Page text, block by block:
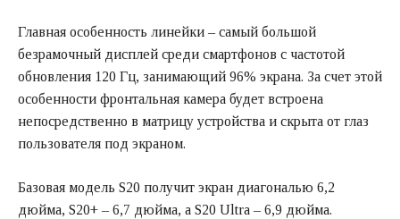
Главная особенность линейки – самый большой
безрамочный дисплей среди смартфонов с частотой
обновления 120 Гц, занимающий 96% экрана. За счет этой
особенности фронтальная камера будет встроена
непосредственно в матрицу устройства и скрыта от глаз
пользователя под экраном.
Базовая модель S20 получит экран диагональю 6,2
дюйма, S20+ – 6,7 дюйма, а S20 Ultra – 6,9 дюйма.